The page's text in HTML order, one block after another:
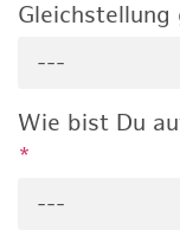
Gleichstellung
---
Wie bist Du
*
---